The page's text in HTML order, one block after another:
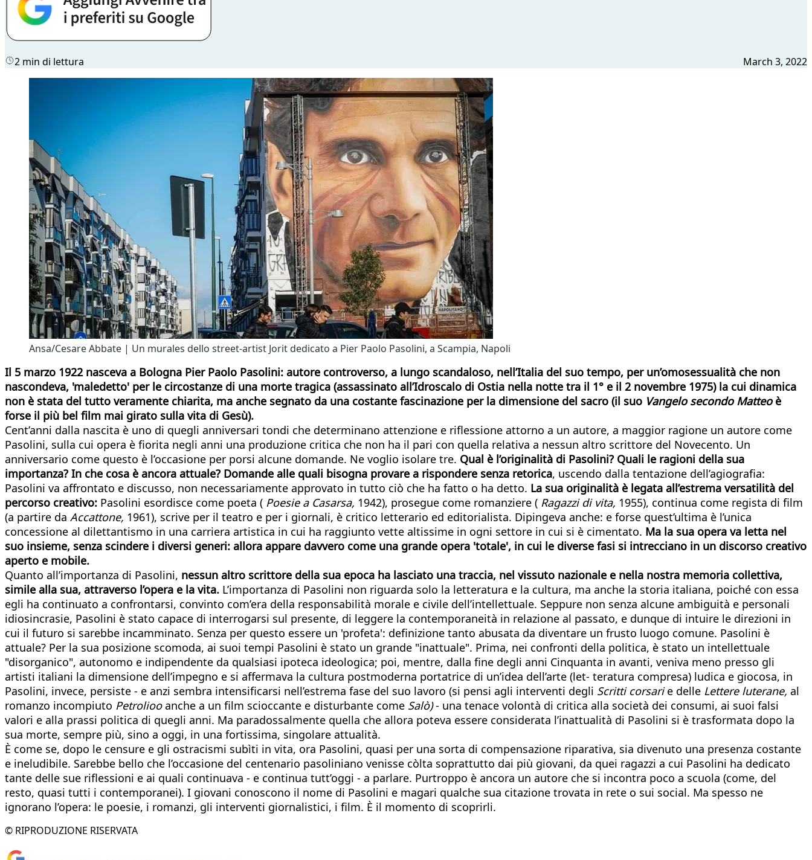
2 min di lettura March 3, 2022
Ansa/Cesare Abbate | Un murales dello street-artist Jorit dedicato a Pier Paolo Pasolini, a Scampia, Napoli
Il 5 marzo 1922 nasceva a Bologna Pier Paolo Pasolini: autore controverso, a lungo scandaloso, nell’Italia del suo tempo, per un’omosessualità che non
nascondeva, 'maledetto' per le circostanze di una morte tragica (assassinato all’Idroscalo di Ostia nella notte tra il 1° e il 2 novembre 1975) la cui dinamica
non è stata del tutto veramente chiarita, ma anche segnato da una costante fascinazione per la dimensione del sacro (il suo Vangelo secondo Matteoè
forse il più bel film mai girato sulla vita di Gesù).
Cent’anni dalla nascita è uno di quegli anniversari tondi che determinano attenzione e riflessione attorno a un autore, a maggior ragione un autore come
Pasolini, sulla cui opera è fiorita negli anni una produzione critica che non ha il pari con quella relativa a nessun altro scrittore del Novecento. Un
anniversario come questo è l’occasione per porsi alcune domande. Ne voglio isolare tre. Qual è l’originalità di Pasolini? Quali le ragioni della sua
importanza? In che cosa è ancora attuale? Domande alle quali bisogna provare a rispondere senza retorica, uscendo dalla tentazione dell’agiografia:
Pasolini va affrontato e discusso, non necessariamente approvato in tutto ciò che ha fatto o ha detto. La sua originalità è legata all’estrema versatilità del
percorso creativo: Pasolini esordisce come poeta ( Poesie a Casarsa, 1942), prosegue come romanziere ( Ragazzi di vita, 1955), continua come regista di film
(a partire da Accattone, 1961), scrive per il teatro e per i giornali, è critico letterario ed editorialista. Dipingeva anche: e forse quest’ultima è l’unica
concessione al dilettantismo in una carriera artistica in cui ha raggiunto vette altissime in ogni settore in cui si è cimentato. Ma la sua opera va letta nel
suo insieme, senza scindere i diversi generi: allora appare davvero come una grande opera 'totale', in cui le diverse fasi si intrecciano in un discorso creativo
aperto e mobile.
Quanto all’importanza di Pasolini, nessun altro scrittore della sua epoca ha lasciato una traccia, nel vissuto nazionale e nella nostra memoria collettiva,
simile alla sua, attraverso l’opera e la vita. L’importanza di Pasolini non riguarda solo la letteratura e la cultura, ma anche la storia italiana, poiché con essa
egli ha continuato a confrontarsi, convinto com’era della responsabilità morale e civile dell’intellettuale. Seppure non senza alcune ambiguità e personali
idiosincrasie, Pasolini è stato capace di interrogarsi sul presente, di leggere la contemporaneità in relazione al passato, e dunque di intuire le direzioni in
cui il futuro si sarebbe incamminato. Senza per questo essere un 'profeta': definizione tanto abusata da diventare un frusto luogo comune. Pasolini è
attuale? Per la sua posizione scomoda, ai suoi tempi Pasolini è stato un grande "inattuale". Prima, nei confronti della politica, è stato un intellettuale
"disorganico", autonomo e indipendente da qualsiasi ipoteca ideologica; poi, mentre, dalla fine degli anni Cinquanta in avanti, veniva meno presso gli
artisti italiani la dimensione dell’impegno e si affermava la cultura postmoderna portatrice di un’idea dell’arte (let- teratura compresa) ludica e giocosa, in
Pasolini, invece, persiste - e anzi sembra intensificarsi nell’estrema fase del suo lavoro (si pensi agli interventi degli Scritti corsarie delle Lettere luterane, al
romanzo incompiuto Petroliooanche a un film scioccante e disturbante come Salò)- una tenace volontà di critica alla società dei consumi, ai suoi falsi
valori e alla prassi politica di quegli anni. Ma paradossalmente quella che allora poteva essere considerata l’inattualità di Pasolini si è trasformata dopo la
sua morte, sempre più, sino a oggi, in una fortissima, singolare attualità.
È come se, dopo le censure e gli ostracismi subìti in vita, ora Pasolini, quasi per una sorta di compensazione riparativa, sia divenuto una presenza costante
e ineludibile. Sarebbe bello che l’occasione del centenario pasoliniano venisse còlta soprattutto dai più giovani, da quei ragazzi a cui Pasolini ha dedicato
tante delle sue riflessioni e ai quali continuava - e continua tutt’oggi - a parlare. Purtroppo è ancora un autore che si incontra poco a scuola (come, del
resto, quasi tutti i contemporanei). I giovani conoscono il nome di Pasolini e magari qualche sua citazione trovata in rete o sui social. Ma spesso ne
ignorano l’opera: le poesie, i romanzi, gli interventi giornalistici, i film. È il momento di scoprirli.
© RIPRODUZIONE RISERVATA